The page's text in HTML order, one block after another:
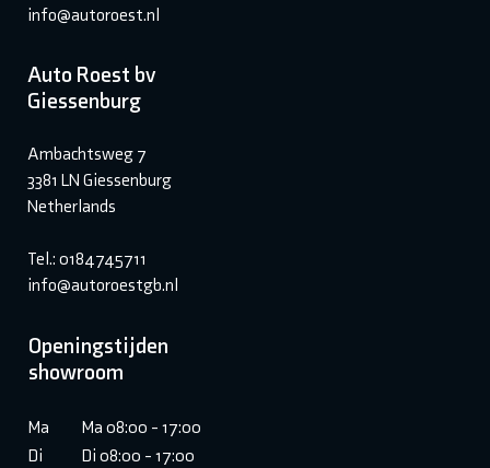
info@autoroest.nl
Auto Roest bv
Giessenburg
Ambachtsweg 7
3381 LN Giessenburg
Netherlands
Tel.: 0184745711
info@autoroestgb.nl
Openingstijden
showroom
Ma
Ma 08:00 - 17:00
Di
Di 08:00 - 17:00